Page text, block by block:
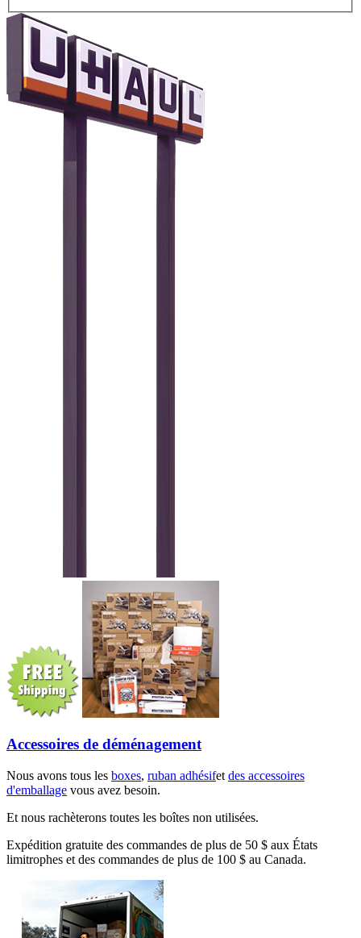
Accessoires de déménagement
Nous avons tous les boxes, ruban adhésifet des accessoires
d'emballage vous avez besoin.
Et nous rachèterons toutes les boîtes non utilisées.
Expédition gratuite des commandes de plus de 50 $ aux États
limitrophes et des commandes de plus de 100 $ au Canada.